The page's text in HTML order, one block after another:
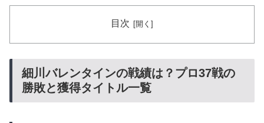
目次
細川バレンタインの戦績は？プロ37戦の
勝敗と獲得タイトル一覧